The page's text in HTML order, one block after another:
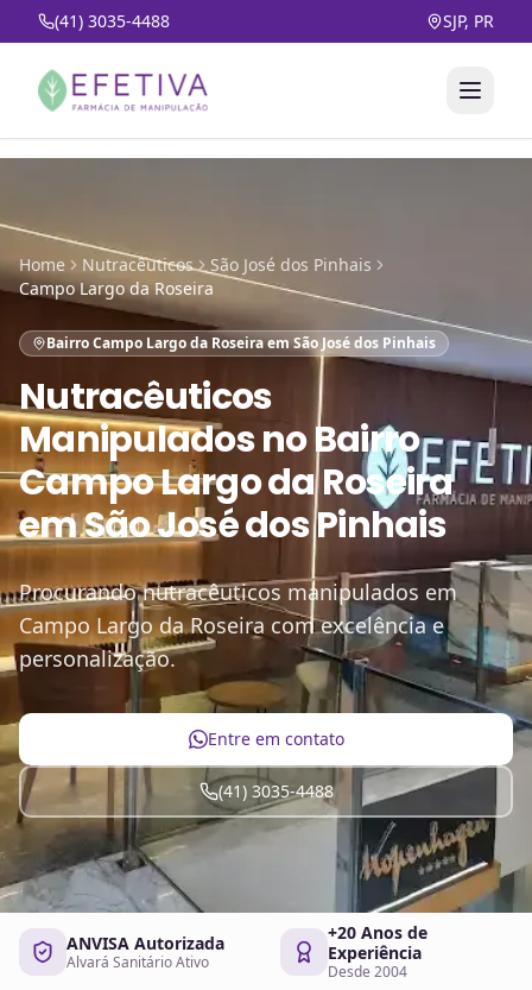
(41) 3035-4488 SJP, PR
Home Nutracêuticos
São José dos Pinhais
Campo Largo da Roseira
Bairro Campo Largo da Roseira em São José dos Pinhais
Nutracêuticos
ManipuladosnoBairro
Campo Largo da Roseira
em São José dos Pinhais
Procurando nutracêuticos manipulados em
Campo Largo da Roseira com excelência e
personalização.
Entre em contato
(41) 3035-4488
ANVISA Autorizada
Alvará Sanitário Ativo
+20 Anos de
Experiência
Desde 2004